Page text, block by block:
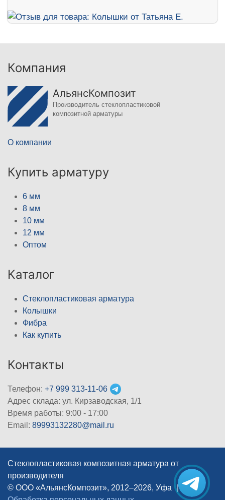
Компания
АльянсКомпозит
Производитель стеклопластиковой
композитной арматуры
О компании
Купить арматуру
6 мм
8 мм
10 мм
12 мм
Оптом
Каталог
Стеклопластиковая арматура
Колышки
Фибра
Как купить
Контакты
Телефон: +7 999 313-11-06
Адрес склада: ул. Кирзаводская, 1/1
Время работы: 9:00 - 17:00
Email: 89993132280@mail.ru
Стеклопластиковая композитная арматура от
производителя
© ООО «АльянсКомпозит», 2012–2026, Уфа
|